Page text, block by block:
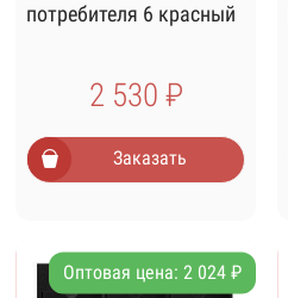
потребителя 6 красный
2 530 ₽
Заказать
Оптовая цена: 2 024 ₽